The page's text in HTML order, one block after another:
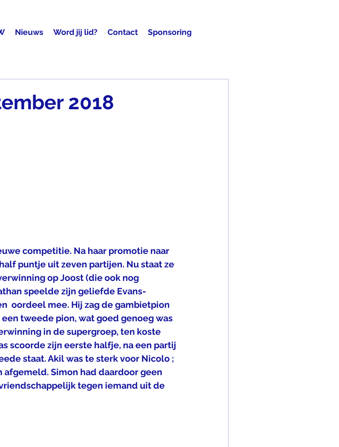
Nieuws Word jij lid? Contact Sponsoring
2018
competitie. Na haar promotie naar
puntje uit zeven partijen. Nu staat ze
op Joost (die ook nog
speelde zijn geliefde Evans-
oordeel mee. Hij zag de gambietpion
tweede pion, wat goed genoeg was
in de supergroep, ten koste
scoorde zijn eerste halfje, na een partij
staat. Akil was te sterk voor Nicolo ;
afgemeld. Simon had daardoor geen
tegen iemand uit de